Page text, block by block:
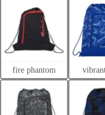
fire phantom